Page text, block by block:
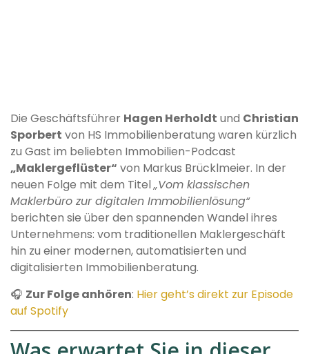
Die Geschäftsführer Hagen Herholdt und Christian
Sporbert von HS Immobilienberatung waren kürzlich
zu Gast im beliebten Immobilien-Podcast
„Maklergeflüster“ von Markus Brücklmeier. In der
neuen Folge mit dem Titel„Vom klassischen
Maklerbüro zur digitalen Immobilienlösung“
berichten sie über den spannenden Wandel ihres
Unternehmens: vom traditionellen Maklergeschäft
hin zu einer modernen, automatisierten und
digitalisierten Immobilienberatung.
🎧 Zur Folge anhören: Hier geht’s direkt zur Episode
auf Spotify